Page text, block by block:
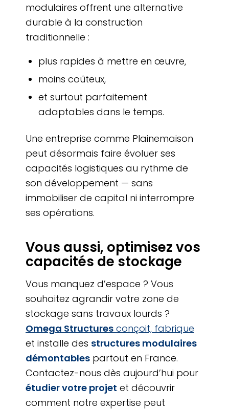
modulaires offrent une alternative
durable à la construction
traditionnelle :
plus rapides à mettre en œuvre,
moins coûteux,
et surtout parfaitement
adaptables dans le temps.
Une entreprise comme Plainemaison
peut désormais faire évoluer ses
capacités logistiques au rythme de
son développement — sans
immobiliser de capital ni interrompre
ses opérations.
Vous aussi, optimisez vos
capacités de stockage
Vous manquez d’espace ? Vous
souhaitez agrandir votre zone de
stockage sans travaux lourds ?
Omega Structures conçoit, fabrique
et installe des structures modulaires
démontables partout en France.
Contactez-nous dès aujourd’hui pour
étudier votre projet et découvrir
comment notre expertise peut